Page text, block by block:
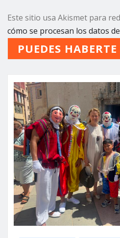
Este sitio usa Akismet para
cómo se procesan los datos
PUEDES